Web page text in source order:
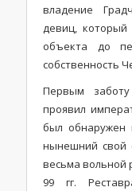
владение
девиц, который
объекта до
собственность
Первым
проявил
был обнаружен
нынешний свой
весьма вольной
99 гг.